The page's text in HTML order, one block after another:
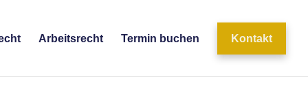
Arbeitsrecht Termin buchen Kontakt